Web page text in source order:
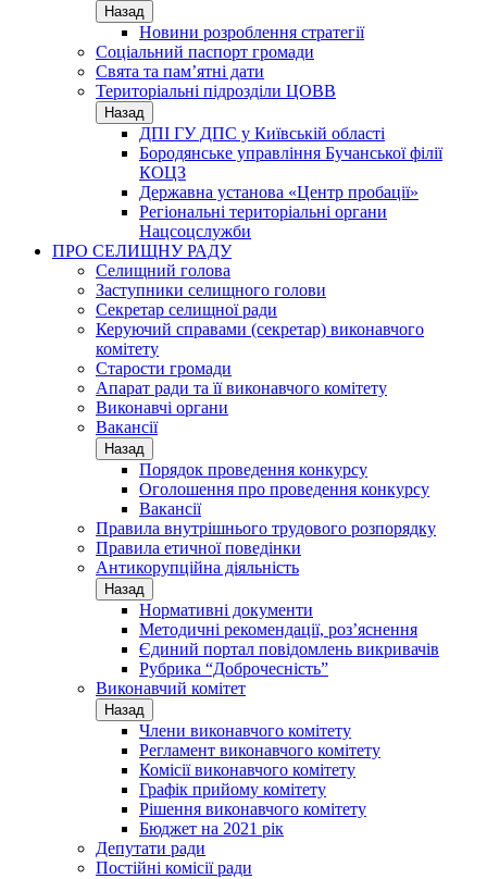
Назад
Новини розроблення стратегії
Соціальний паспорт громади
Свята та пам’ятні дати
Територіальні підрозділи ЦОВВ
Назад
ДПІ ГУ ДПС у Київській області
Бородянське управління Бучанської філії
КОЦЗ
Державна установа «Центр пробації»
Регіональні територіальні органи
Нацсоцслужби
ПРО СЕЛИЩНУ РАДУ
Селищний голова
Заступники селищного голови
Секретар селищної ради
Керуючий справами (секретар) виконавчого
комітету
Старости громади
Апарат ради та її виконавчого комітету
Виконавчі органи
Вакансії
Назад
Порядок проведення конкурсу
Оголошення про проведення конкурсу
Вакансії
Правила внутрішнього трудового розпорядку
Правила етичної поведінки
Антикорупційна діяльність
Назад
Нормативні документи
Методичні рекомендації, роз’яснення
Єдиний портал повідомлень викривачів
Рубрика “Доброчесність”
Виконавчий комітет
Назад
Члени виконавчого комітету
Регламент виконавчого комітету
Комісії виконавчого комітету
Графік прийому комітету
Рішення виконавчого комітету
Бюджет на 2021 рік
Депутати ради
Постійні комісії ради